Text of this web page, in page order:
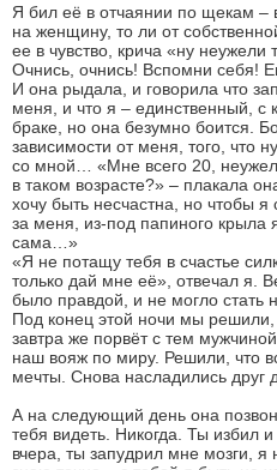
Я бил её в отчаянии по щекам –
на женщину, то ли от
ее в чувство, крича «ну неужели
Очнись, очнись! Вспомни себя!
И она рыдала, и говорила что
меня, и что я – единственный, с
браке, но она безумно боится.
зависимости от меня, того, что
со мной… «Мне всего 20,
в таком возрасте?» – плакала
хочу быть несчастна, но чтобы
за меня, из-под папиного крыла
сама…»
«Я не потащу тебя в счастье
только дай мне её», отвечал я.
было правдой, и не могло стать
Под конец этой ночи мы решили,
завтра же порвёт с тем
наш вояж по миру. Решили, что
мечты. Снова насладились друг
А на следующий день она
тебя видеть. Никогда. Ты избил
вчера, ты запудрил мне мозги, я